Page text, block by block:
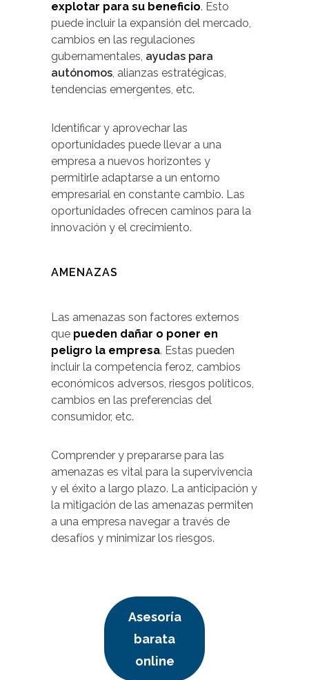
explotar para su beneficio. Esto
puede incluir la expansión del mercado,
cambios en las regulaciones
gubernamentales, ayudas para
autónomos, alianzas estratégicas,
tendencias emergentes, etc.
Identificar y aprovechar las
oportunidades puede llevar a una
empresa a nuevos horizontes y
permitirle adaptarse a un entorno
empresarial en constante cambio. Las
oportunidades ofrecen caminos para la
innovación y el crecimiento.
AMENAZAS
Las amenazas son factores externos
que pueden dañar o poner en
peligro la empresa. Estas pueden
incluir la competencia feroz, cambios
económicos adversos, riesgos políticos,
cambios en las preferencias del
consumidor, etc.
Comprender y prepararse para las
amenazas es vital para la supervivencia
y el éxito a largo plazo. La anticipación y
la mitigación de las amenazas permiten
a una empresa navegar a través de
desafíos y minimizar los riesgos.
Asesoría
barata
online